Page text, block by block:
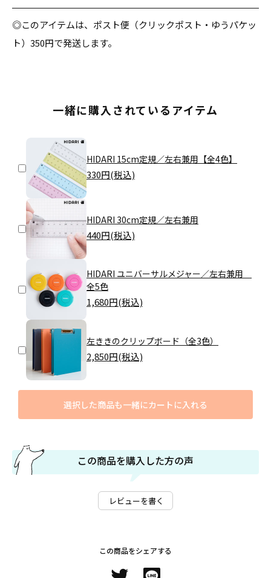
◎このアイテムは、ポスト便（クリックポスト・ゆうパケッ
ト）350円で発送します。
一緒に購入されているアイテム
HIDARI 15cm定規／左右兼用【全4色】
330円(税込)
HIDARI 30cm定規／左右兼用
440円(税込)
HIDARI ユニバーサルメジャー／左右兼用
全5色
1,680円(税込)
左ききのクリップボード（全3色）
2,850円(税込)
選択した商品も一緒にカートに入れる
この商品を購入した方の声
レビューを書く
この商品をシェアする